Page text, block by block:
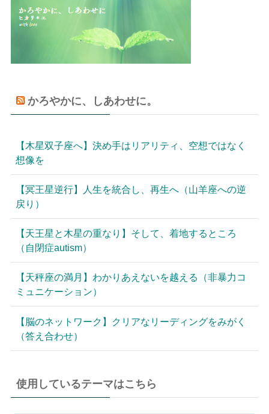
かろやかに、しあわせに。
【木星双子座へ】決め手はリアリティ、空想ではなく
想像を
【冥王星逆行】人生を統合し、再生へ（山羊座への逆
戻り）
【天王星と木星の重なり】そして、着地するところ
（自閉症autism）
【天秤座の満月】わかりあえないを越える（非暴力コ
ミュニケーション）
【脳のネットワーク】クリアなリーディングをみがく
（答え合わせ）
使用しているテーマはこちら